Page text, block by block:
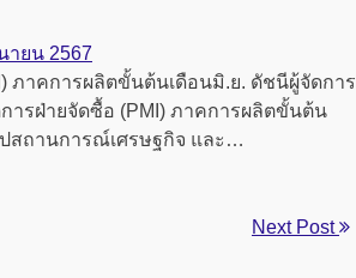
ยน 2567
ภาคการผลิตขั้นต้นเดือนมิ.ย. ดัชนีผู้จัดการ
ารฝ่ายจัดซื้อ (PMI) ภาคการผลิตขั้นต้น
สถานการณ์เศรษฐกิจ และ…
Next Post